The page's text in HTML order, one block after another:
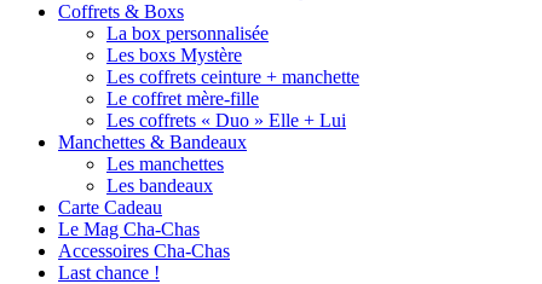
Coffrets & Boxs
La box personnalisée
Les boxs Mystère
Les coffrets ceinture + manchette
Le coffret mère-fille
Les coffrets « Duo » Elle + Lui
Manchettes & Bandeaux
Les manchettes
Les bandeaux
Carte Cadeau
Le Mag Cha-Chas
Accessoires Cha-Chas
Last chance !